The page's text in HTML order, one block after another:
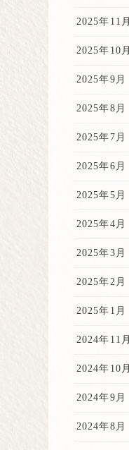
2025年11月
2025年10月
2025年9月
2025年8月
2025年7月
2025年6月
2025年5月
2025年4月
2025年3月
2025年2月
2025年1月
2024年11月
2024年10月
2024年9月
2024年8月